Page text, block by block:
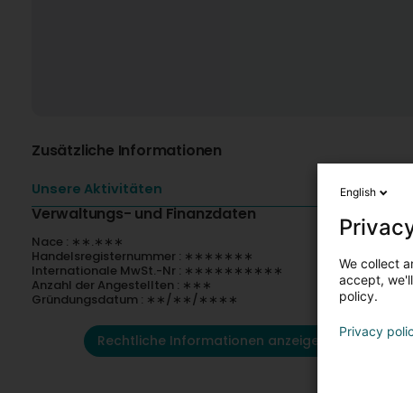
Zusätzliche Informationen
Unsere Aktivitäten
Verwaltungs- und Finanzdaten
Nace : ∗∗.∗∗∗
Handelsregisternummer : ∗∗∗∗∗∗∗
Internationale MwSt.-Nr : ∗∗∗∗∗∗∗∗∗∗
Anzahl der Angestellten : ∗∗∗
Gründungsdatum : ∗∗/∗∗/∗∗∗∗
Rechtliche Informationen anzeigen
English
We collect
accept,
policy.
Privacy